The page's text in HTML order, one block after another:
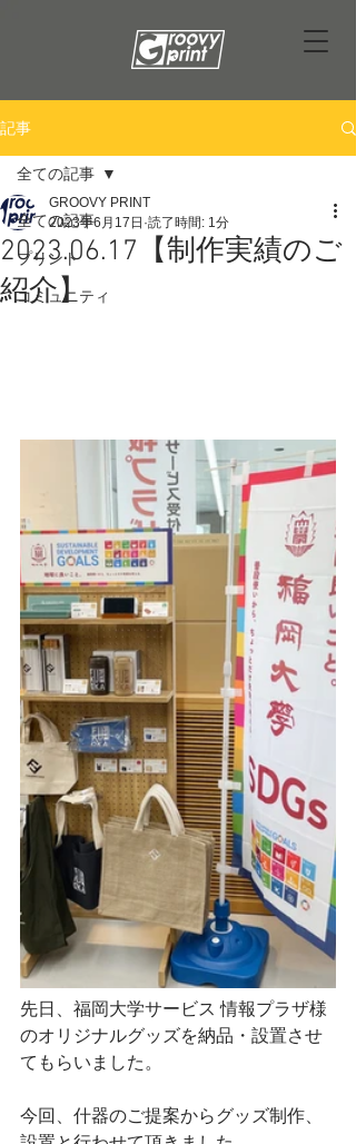
記事
全ての記事
プリント
コミュニティ
全ての記事
2023.06.17【制作実績のご
紹介】
GROOVY PRINT
2023年6月17日 読了時間: 1分
先日、福岡大学サービス 情報プラザ様
のオリジナルグッズを納品・設置させ
てもらいました。
今回、什器のご提案からグッズ制作、